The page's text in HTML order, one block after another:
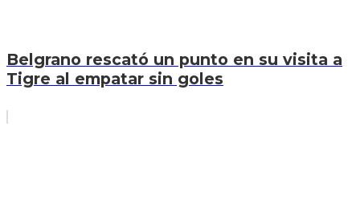
Belgrano rescató un punto en su visita a
Tigre al empatar sin goles